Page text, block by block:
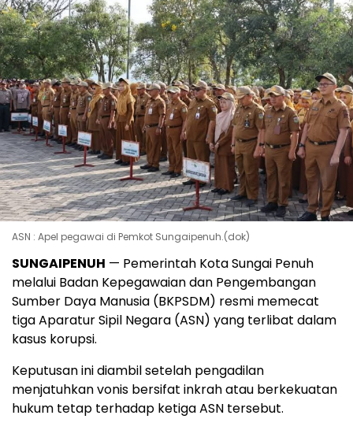
ASN : Apel pegawai di Pemkot Sungaipenuh.(dok)
SUNGAIPENUH — Pemerintah Kota Sungai Penuh
melalui Badan Kepegawaian dan Pengembangan
Sumber Daya Manusia (BKPSDM) resmi memecat
tiga Aparatur Sipil Negara (ASN) yang terlibat dalam
kasus korupsi.
Keputusan ini diambil setelah pengadilan
menjatuhkan vonis bersifat inkrah atau berkekuatan
hukum tetap terhadap ketiga ASN tersebut.